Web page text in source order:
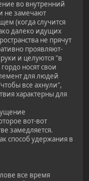
во внутренний
не замечают
(когда случится
далеко идущих
не прячут
проявляют-
и целуются "в
носят свои
для людей
все ахнули",
характерны для
вот-вот
замедляется.
способ удержания в
все время